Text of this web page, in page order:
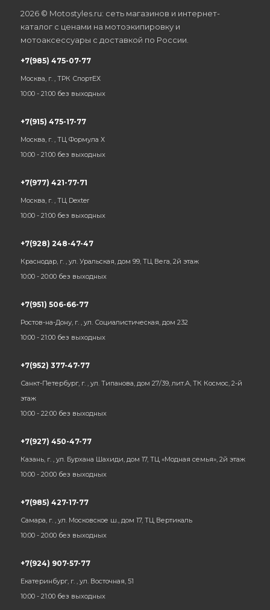
2026 © Motostyles.ru: сеть магазинов и интернет-
каталог с ценами на мотоэкипировку и
мотоаксессуары с доставкой по России.
+7(985) 475-07-77
Москва, г. , ТРК СпортЕХ
10:00 - 21:00 без выходных
+7(915) 475-17-77
Москва, г. , ТЦ Формула Х
10:00 - 21:00 без выходных
+7(977) 421-77-71
Москва, г. , ТЦ Dexter
10:00 - 21:00 без выходных
+7(928) 248-47-47
Краснодар, г. , ул. Уральская, дом 99, ТЦ Вега, 2й этаж
10:00 - 20:00 без выходных
+7(951) 506-66-77
Ростов-на-Дону, г. , ул. Социалистическая, дом 232
10:00 - 21:00 без выходных
+7(952) 377-47-77
Санкт-Петербург, г. , ул. Типанова, дом 27/39, лит.А, ТК Космос, 2-й
этаж
10:00 - 22:00 без выходных
+7(927) 450-47-77
Казань, г. , ул. Бурхана Шахиди, дом 17, ТЦ «Модная семья», 2й этаж
10:00 - 20:00 без выходных
+7(985) 427-17-77
Самара, г. , ул. Московское ш., дом 17, ТЦ Вертикаль
10:00 - 20:00 без выходных
+7(924) 907-57-77
Екатеринбург, г. , ул. Восточная, 51
10:00 - 21:00 без выходных